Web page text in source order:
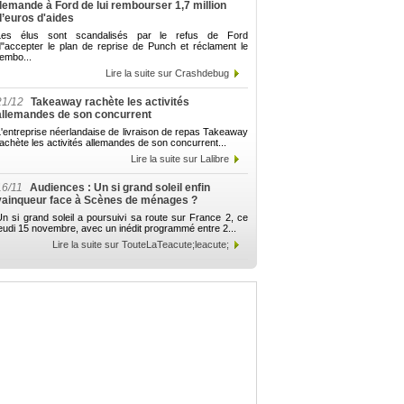
à Ford de lui rembourser 1,7 million
d'aides
élus sont scandalisés par le refus de Ford
le plan de reprise de Punch et réclament le
Lire la suite sur Crashdebug
12 Takeaway rachète les activités
de son concurrent
néerlandaise de livraison de repas Takeaway
les activités allemandes de son concurrent...
Lire la suite sur Lalibre
11
Audiences : Un si grand soleil enfin
face à Scènes de ménages ?
si grand soleil a poursuivi sa route sur France 2, ce
15 novembre, avec un inédit programmé entre 2...
Lire la suite sur TouteLaTeacute;leacute;